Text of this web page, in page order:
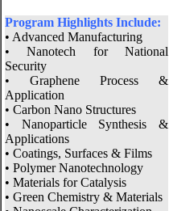
Program Highlights Include:
• Advanced Manufacturing
• Nanotech for National
Security
• Graphene Process &
Application
• Carbon Nano Structures
• Nanoparticle Synthesis &
Applications
• Coatings, Surfaces & Films
• Polymer Nanotechnology
• Materials for Catalysis
• Green Chemistry & Materials